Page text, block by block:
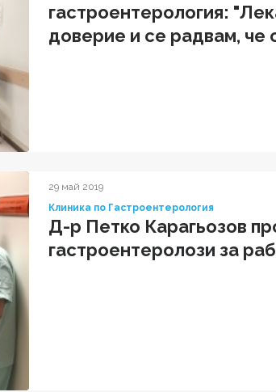
гастроентерология:
доверие и се радвам, че
29 май 2019
Клиника по Гастроентерология
Д-р Петко Карагьозов
гастроентеролози за